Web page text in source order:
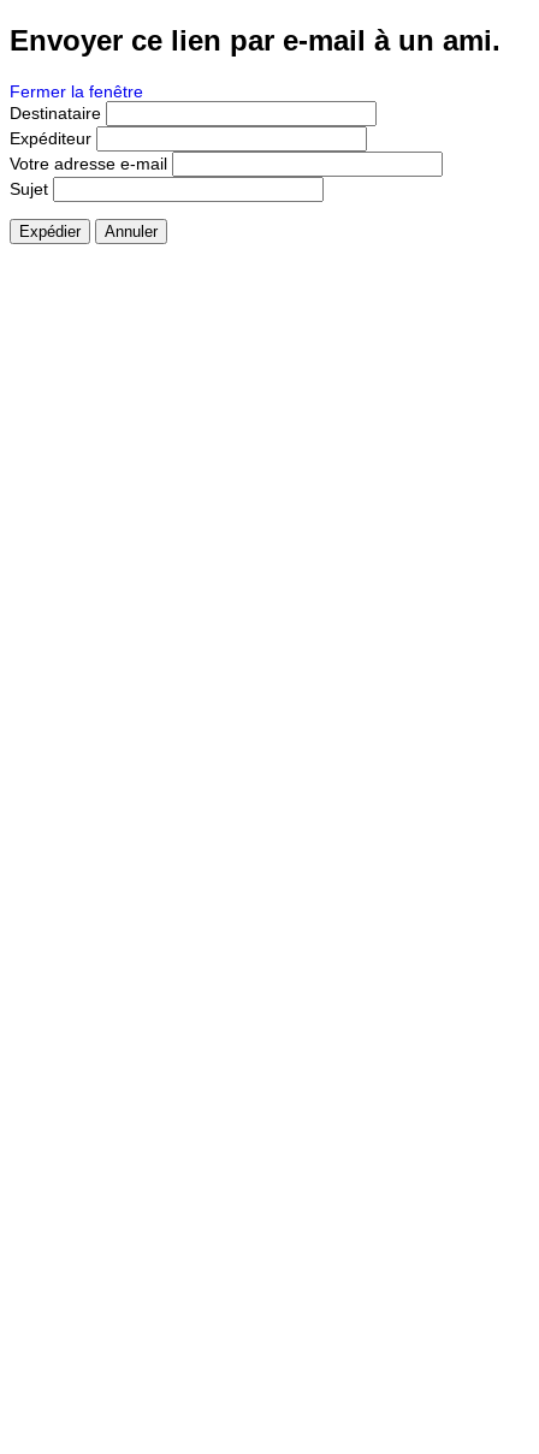
Envoyer ce lien par e-mail à un ami.
Fermer la fenêtre
Destinataire
Expéditeur
Votre adresse e-mail
Sujet
Expédier Annuler